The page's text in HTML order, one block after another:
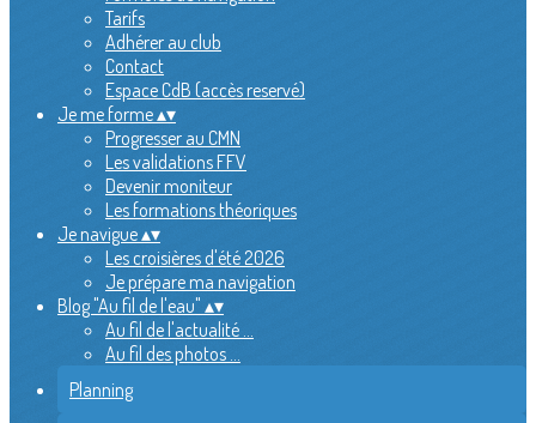
Tarifs
Adhérer au club
Contact
Espace CdB (accès reservé)
Je me forme▴▾
Progresser au CMN
Les validations FFV
Devenir moniteur
Les formations théoriques
Je navigue▴▾
Les croisières d'été 2026
Je prépare ma navigation
Blog "Au fil de l'eau" ▴▾
Au fil de l'actualité ...
Au fil des photos ...
Planning